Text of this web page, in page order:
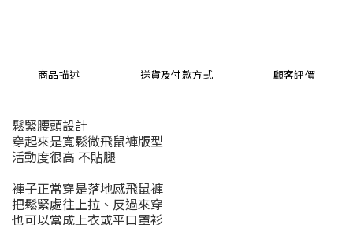
商品描述 送貨及付款方式 顧客評價
鬆緊腰頭設計
穿起來是寬鬆微飛鼠褲版型
活動度很高 不貼腿
褲子正常穿是落地感飛鼠褲
把鬆緊處往上拉、反過來穿
也可以當成上衣或平口罩衫